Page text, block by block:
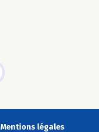
Mentions légales